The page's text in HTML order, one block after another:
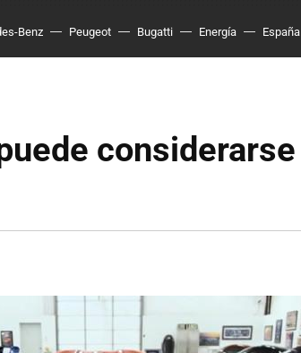
Benz Peugeot Bugatti Energía España
considerarse